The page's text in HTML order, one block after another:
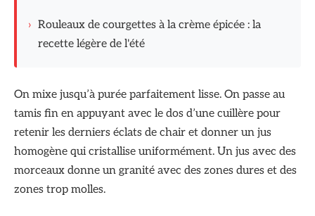
› Rouleaux de courgettes à la crème épicée : la
recette légère de l'été
On mixe jusqu’à purée parfaitement lisse. On passe au
tamis fin en appuyant avec le dos d’une cuillère pour
retenir les derniers éclats de chair et donner un jus
homogène qui cristallise uniformément. Un jus avec des
morceaux donne un granité avec des zones dures et des
zones trop molles.